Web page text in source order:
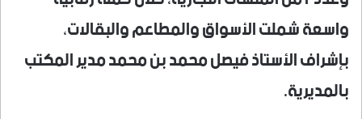
واسعة شملت الأسواق والمطاعم والبقالات،
بإشراف الأستاذ فيصل محمد بن محمد مدير المكتب
بالمديرية.